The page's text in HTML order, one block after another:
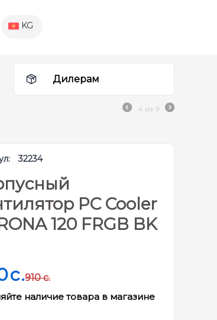
KG
Дилерам
4 из 9
32234
PC Cooler
120 FRGB BK
c.
наличие товара в магазине
910 c.